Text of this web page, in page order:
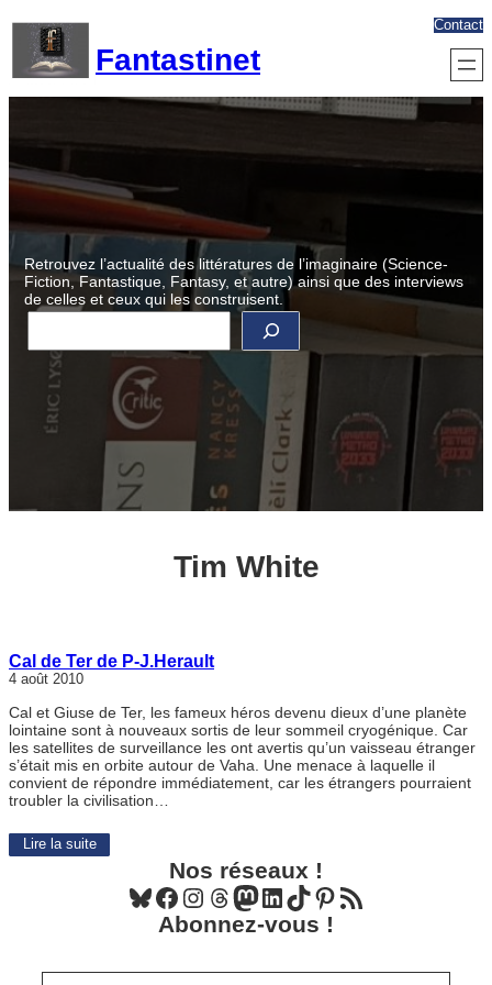
contenu
Fantastinet
Contact
Retrouvez l’actualité des littératures de l’imaginaire (Science-
Fiction, Fantastique, Fantasy, et autre) ainsi que des interviews
de celles et ceux qui les construisent.
R
c
Tim White
Cal de Ter de P-J.Herault
4 août 2010
Cal et Giuse de Ter, les fameux héros devenu dieux d’une planète
lointaine sont à nouveaux sortis de leur sommeil cryogénique. Car
les satellites de surveillance les ont avertis qu’un vaisseau étranger
s’était mis en orbite autour de Vaha. Une menace à laquelle il
convient de répondre immédiatement, car les étrangers pourraient
troubler la civilisation…
Lire la suite
Nos réseaux !
Bluesky Facebook Instagram Threads Mastodon LinkedIn TikTok Pinterest Flux RSS
Abonnez-vous !